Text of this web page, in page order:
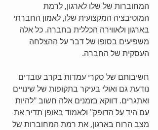
המחוברות של שלו לארגון, לרמת
המוטיבציה המקצועית שלו, לאמון החברתי
בארגון ולאווירה הכללית בחברה. כל אלה
משפיעים בסופו של דבר על ההצלחה
העסקית של החברה.
חשיבותם של סקרי עמדות בקרב עובדים
נודעת גם ואולי בעיקר בתקופות של שינויים
ואתגרים. דווקא בזמנים אלה חשוב "להיות
עם היד על הדופק" ולאמוד באופן תדיר את
מצב הרוח בארגון, את רמת המחוברות של